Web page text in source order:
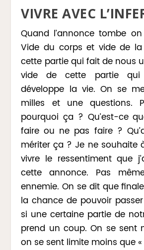
VIVRE AVEC
Quand l’annonce tombe
Vide du corps et vide de
cette partie qui fait de nous
vide de cette partie qui
développe la vie. On se
milles et une questions.
pourquoi ça ? Qu’est-ce
faire ou ne pas faire ?
mériter ça ? Je ne souhaite
vivre le ressentiment que
cette annonce. Pas
ennemie. On se dit que
la chance de pouvoir
si une certaine partie de
prend un coup. On se sent
on se sent limite moins que «